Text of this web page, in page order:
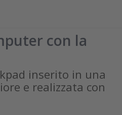
con la
inserito in una
e realizzata con